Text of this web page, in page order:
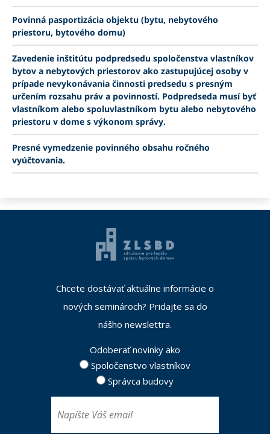
Povinná pasportizácia objektu (bytu, nebytového
priestoru, bytového domu)
Zavedenie inštitútu podpredsedu spoločenstva vlastníkov
bytov a nebytových priestorov ako zastupujúcej osoby v
prípade nevykonávania činnosti predsedu s presným
určením rozsahu práv a povinností. Podpredseda musí byť
vlastníkom alebo spoluvlastníkom bytu alebo nebytového
priestoru v dome s výkonom správy.
Presné vymedzenie povinného obsahu ročného
vyúčtovania.
Chcete dostávať aktuálne informácie o
nových seminároch? Pridajte sa do
nášho newslettra.
Odoberať novinky ako
Spoločenstvo vlastníkov
Správca budovy